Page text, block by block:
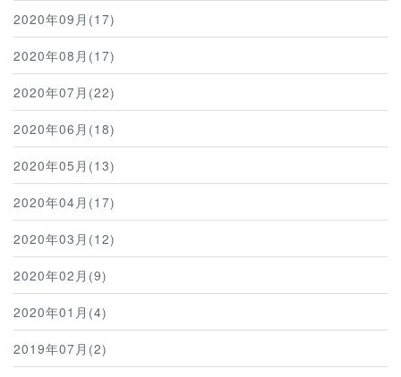
2020年09月(17)
2020年08月(17)
2020年07月(22)
2020年06月(18)
2020年05月(13)
2020年04月(17)
2020年03月(12)
2020年02月(9)
2020年01月(4)
2019年07月(2)